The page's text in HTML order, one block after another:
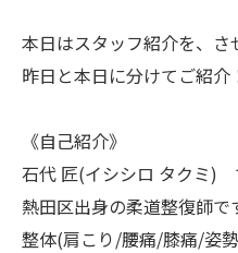
本日はスタッフ紹介を、さ
昨日と本日に分けてご紹介
《自己紹介》
石代 匠(イシシロ タクミ)
熱田区出身の柔道整復師で
整体(肩こり/腰痛/膝痛/姿